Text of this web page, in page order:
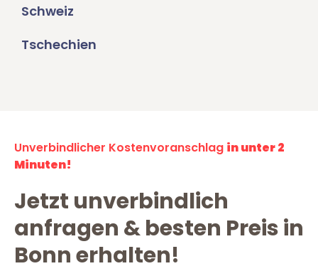
Schweiz
Tschechien
Unverbindlicher Kostenvoranschlag in unter 2
Minuten!
Jetzt unverbindlich
anfragen & besten Preis in
Bonn erhalten!